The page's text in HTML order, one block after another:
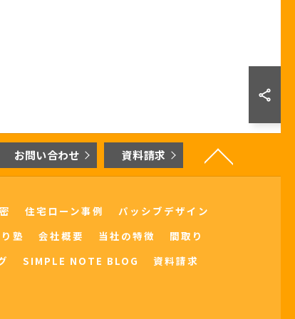
お問い合わせ 資料請求
住宅ローン事例
パッシブデザイン
塾 会社概要 当社の特徴
間取り
SIMPLE NOTE BLOG
資料請求